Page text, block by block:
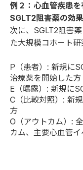
例２：心血管疾患
SGLT2阻害薬の効
次に、SGLT2阻害
た大規模コホート研
P（患者）: 新規に
治療薬を開始した方
E（曝露）: 新規に
C（比較対照）: 新
方
O（アウトカム）:
カム、主要心血管イ